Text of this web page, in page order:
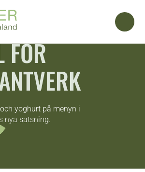
FÖR
yoghurt på menyn i
nya satsning.